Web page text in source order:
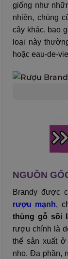
giống như
nhiên, chúng
cây khác, bao
loại này
hoặc eau-de-
NGUỒN
Brandy được
rượu mạnh,
thùng gỗ sồi
rượu chính là
thể sản xuất
nho. Đa phần,